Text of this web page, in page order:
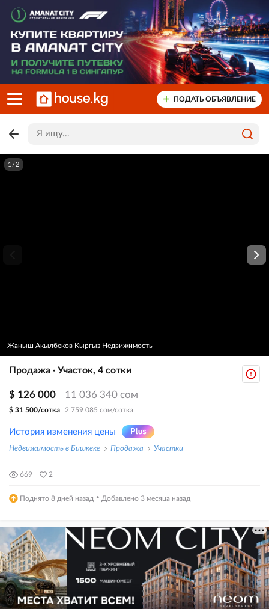
ПОДАТЬ ОБЪЯВЛЕНИЕ
1/2
Жаныш Акылбеков Кыргыз Недвижимость
Продажа · Участок, 4 сотки
$ 126 000 11 036 340 сом
$ 31 500/сотка 2 759 085 сом/сотка
История изменения цены
Недвижимость в Бишкеке Продажа Участки
669 2
Поднято 8 дней назад · Добавлено 3 месяца назад